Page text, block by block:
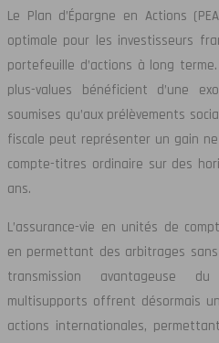
Le Plan d’Épargne en Actions
optimale pour les investisseurs
portefeuille d’actions à long
plus-values bénéficient d’une
soumises qu’aux prélèvements
fiscale peut représenter un gain
compte-titres ordinaire sur des
ans.
L’assurance-vie en unités de
en permettant des arbitrages
transmission avantageuse
multisupports offrent désormais
actions internationales,